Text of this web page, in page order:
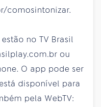
comosintonizar.
no TV Brasil
ou
O app pode ser
disponível para
pela WebTV: